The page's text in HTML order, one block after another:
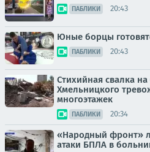
ПАБЛИКИ 20:43
Юные борцы
ПАБЛИКИ 20:43
Стихийная свалка
Хмельницкого
многоэтажек
ПАБЛИКИ 20:34
«Народный фронт»
атаки БПЛА в